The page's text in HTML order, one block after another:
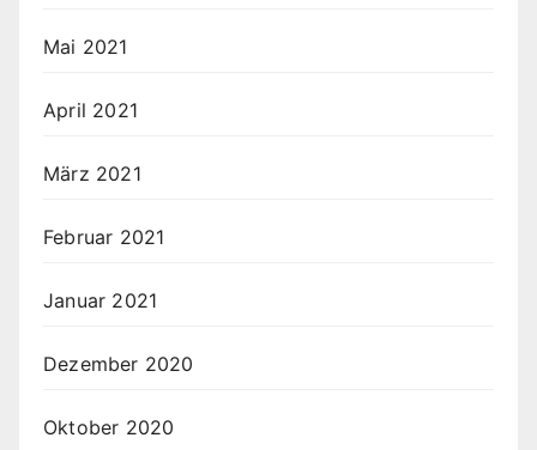
Mai 2021
April 2021
März 2021
Februar 2021
Januar 2021
Dezember 2020
Oktober 2020